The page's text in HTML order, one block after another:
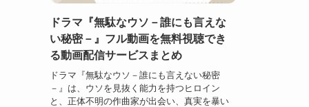
ドラマ『無駄なウソ－誰にも言えな
い秘密－』フル動画を無料視聴でき
る動画配信サービスまとめ
ドラマ『無駄なウソ－誰にも言えない秘密
－』は、ウソを見抜く能力を持つヒロイン
と、正体不明の作曲家が出会い、真実を暴い